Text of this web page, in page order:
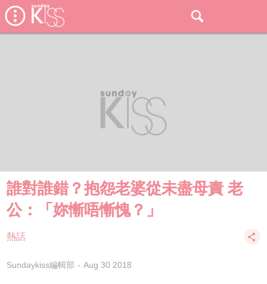
誰對誰錯？抱怨老婆從未盡母責 老
公：「妳慚唔慚愧？」
熱話
Sundaykiss編輯部 Aug 30 2018